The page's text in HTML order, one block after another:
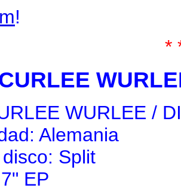
!
*
WURLEE /
Alemania
Split
EP